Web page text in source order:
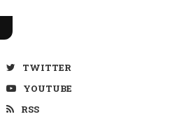
TWITTER
YOUTUBE
RSS